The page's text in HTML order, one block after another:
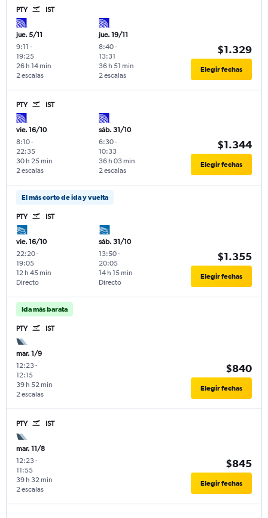
PTY IST
jue. 5/11
9:11 -
19:25
2 escalas
26 h 14 min
jue. 19/11
8:40-
13:31
2 escalas
36 h 51 min
$1.329
Elegir fechas
PTY IST
vie. 16/10
8:10-
22:35
2 escalas
30 h 25 min
sáb. 31/10
6:30-
10:33
2 escalas
36 h 03 min
$1.344
Elegir fechas
El más corto de ida y vuelta
PTY IST
vie. 16/10
22:20-
19:05
Directo
12 h 45 min
sáb. 31/10
13:50-
20:05
Directo
14 h 15 min
$1.355
Elegir fechas
Ida más barata
PTY IST
mar. 1/9
12:23-
12:15
2 escalas
39 h 52 min
$840
Elegir fechas
PTY IST
mar. 11/8
12:23-
11:55
2 escalas
39 h 32 min
$845
Elegir fechas